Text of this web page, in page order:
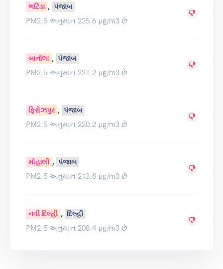
ભટિંડા , પંજાબ
PM2.5 અનુમાન 225.6 µg/m3 છે
બાર્નાલા , પંજાબ
PM2.5 અનુમાન 221.2 µg/m3 છે
ફિરોઝપુર , પંજાબ
PM2.5 અનુમાન 220.2 µg/m3 છે
મોહાલી , પંજાબ
PM2.5 અનુમાન 213.8 µg/m3 છે
નવી દિલ્હી , દિલ્હી
PM2.5 અનુમાન 208.4 µg/m3 છે